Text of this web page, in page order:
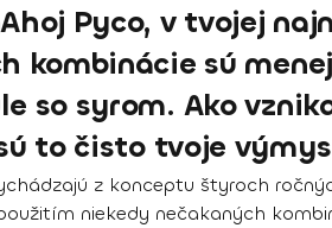
Pyco, v tvojej
kombinácie sú
so syrom. Ako
to čisto tvoje
z konceptu štyroch
niekedy nečakaných